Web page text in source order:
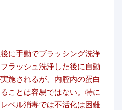
に手動でブラッシング洗浄
ラッシュ洗浄した後に自動
施されるが、内腔内の蛋白
ことは容易ではない。特に
ベル消毒では不活化は困難